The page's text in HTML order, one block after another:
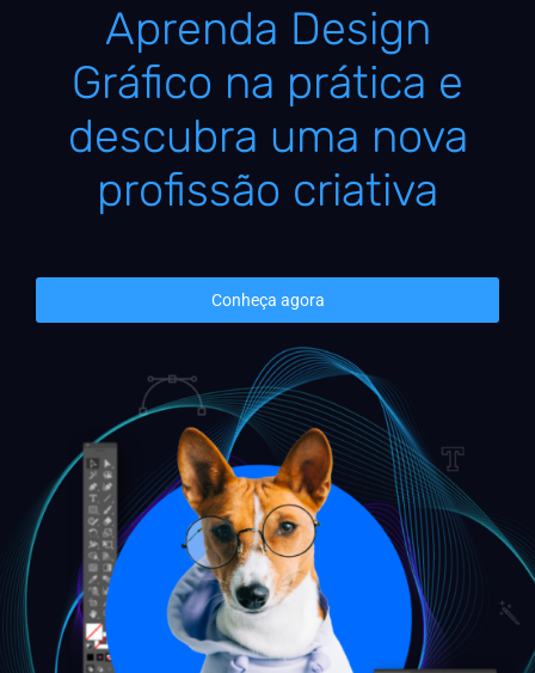
Aprenda Design
Gráfico na prática e
descubra uma nova
profissão criativa
Conheça agora